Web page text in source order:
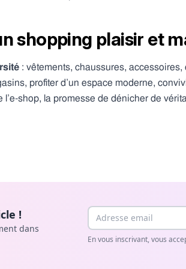
shopping plaisir et
: vêtements, chaussures,
profiter d’un espace moderne,
l’e-shop, la promesse de dénicher de
!
dans
Email
En vous inscrivant, vous